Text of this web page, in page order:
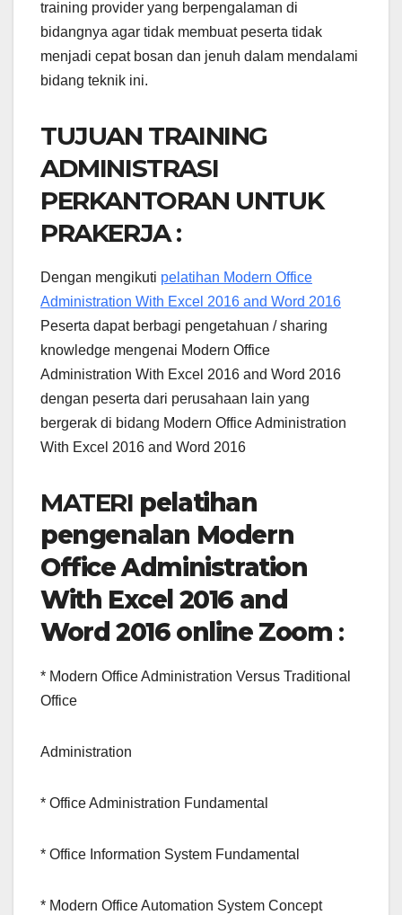
training provider yang berpengalaman di
bidangnya agar tidak membuat peserta tidak
menjadi cepat bosan dan jenuh dalam mendalami
bidang teknik ini.
TUJUAN TRAINING
ADMINISTRASI
PERKANTORAN UNTUK
PRAKERJA :
Dengan mengikuti pelatihan Modern Office
Administration With Excel 2016 and Word 2016
Peserta dapat berbagi pengetahuan / sharing
knowledge mengenai Modern Office
Administration With Excel 2016 and Word 2016
dengan peserta dari perusahaan lain yang
bergerak di bidang Modern Office Administration
With Excel 2016 and Word 2016
MATERI pelatihan
pengenalan Modern
Office Administration
With Excel 2016 and
Word 2016 online Zoom :
* Modern Office Administration Versus Traditional
Office
Administration
* Office Administration Fundamental
* Office Information System Fundamental
* Modern Office Automation System Concept